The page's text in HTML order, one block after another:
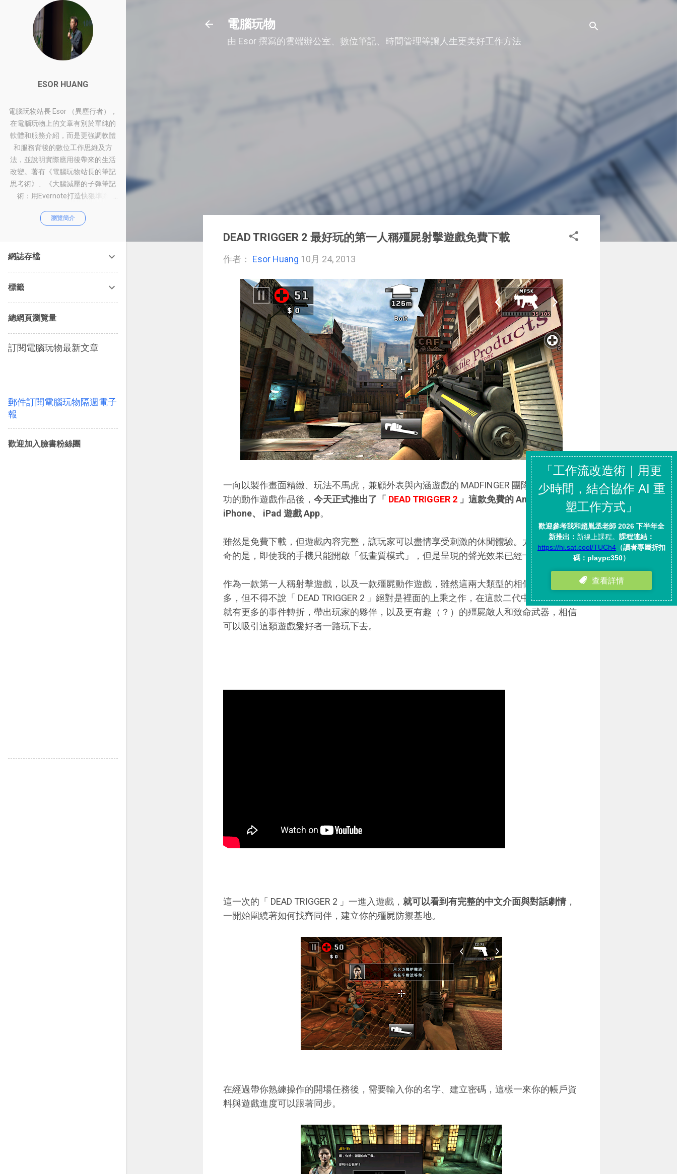
電腦玩物
由 Esor 撰寫的雲端辦公室、數位筆記、時間管理等讓人生更美好工作方法
DEAD TRIGGER 2 最好玩的第一人稱殭屍射擊遊戲免費下載
作者： Esor Huang 10月 24, 2013
一向以製作畫面精緻、玩法不馬虎，兼顧外表與內涵遊戲的 MADFINGER 團隊，在多款成
功的動作遊戲作品後， 今天正式推出了「 DEAD TRIGGER 2 」這款免費的 Android、
iPhone、 iPad 遊戲 App。
雖然是免費下載，但遊戲內容完整，讓玩家可以盡情享受刺激的休閒體驗。尤其讓我很驚
奇的是，即使我的手機只能開啟「低畫質模式」，但是呈現的聲光效果已經十分炫目。
作為一款第一人稱射擊遊戲，以及一款殭屍動作遊戲，雖然這兩大類型的相似作品非常
多，但不得不說「 DEAD TRIGGER 2 」絕對是裡面的上乘之作，在這款二代中一進入遊戲
就有更多的事件轉折，帶出玩家的夥伴，以及更有趣（？）的殭屍敵人和致命武器，相信
可以吸引這類遊戲愛好者一路玩下去。
這一次的「 DEAD TRIGGER 2 」一進入遊戲， 就可以看到有完整的中文介面與對話劇情，
一開始圍繞著如何找齊同伴，建立你的殭屍防禦基地。
在經過帶你熟練操作的開場任務後，需要輸入你的名字、建立密碼，這樣一來你的帳戶資
料與遊戲進度可以跟著同步。
ESOR HUANG
電腦玩物站長 Esor （異塵行者），
在電腦玩物上的文章有別於單純的
軟體和服務介紹，而是更強調軟體
和服務背後的數位工作思維及方
法，並說明實際應用後帶來的生活
改變。著有《電腦玩物站長的筆記
思考術》、《大腦減壓的子彈筆記
術：用Evernote打造快狠準系
作術：從職場到人生的100個聰明
瀏覽簡介
網誌存檔
標籤
總網頁瀏覽量
訂閱電腦玩物最新文章
郵件訂閱電腦玩物隔週電子
報
歡迎加入臉書粉絲團